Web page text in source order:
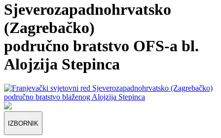
Sjeverozapadnohrvatsko
(Zagrebačko)
područno bratstvo OFS-a bl.
Alojzija Stepinca
IZBORNIK